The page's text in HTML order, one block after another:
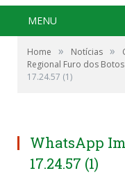
MENU
Home » Notícias »
Regional Furo dos Botos
17.24.57 (1)
WhatsApp
17.24.57 (1)